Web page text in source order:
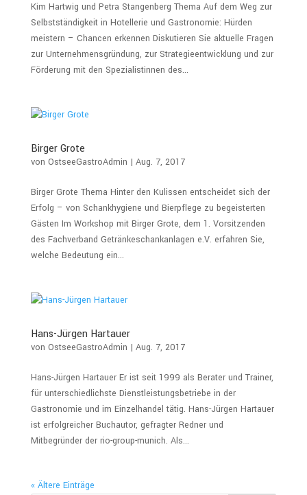
Kim Hartwig und Petra Stangenberg Thema Auf dem Weg zur
Selbstständigkeit in Hotellerie und Gastronomie: Hürden
meistern – Chancen erkennen Diskutieren Sie aktuelle Fragen
zur Unternehmensgründung, zur Strategieentwicklung und zur
Förderung mit den Spezialistinnen des...
Birger Grote
von OstseeGastroAdmin | Aug. 7, 2017
Birger Grote Thema Hinter den Kulissen entscheidet sich der
Erfolg – von Schankhygiene und Bierpflege zu begeisterten
Gästen Im Workshop mit Birger Grote, dem 1. Vorsitzenden
des Fachverband Getränkeschankanlagen e.V. erfahren Sie,
welche Bedeutung ein...
Hans-Jürgen Hartauer
von OstseeGastroAdmin | Aug. 7, 2017
Hans-Jürgen Hartauer Er ist seit 1999 als Berater und Trainer,
für unterschiedlichste Dienstleistungsbetriebe in der
Gastronomie und im Einzelhandel tätig. Hans-Jürgen Hartauer
ist erfolgreicher Buchautor, gefragter Redner und
Mitbegründer der rio-group-munich. Als...
« Ältere Einträge